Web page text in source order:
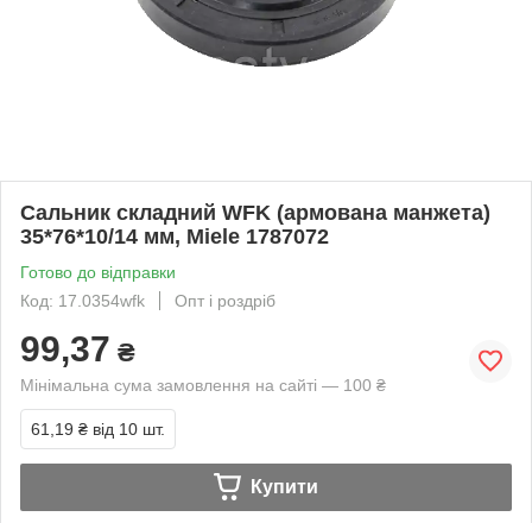
Сальник складний WFK (армована манжета)
35*76*10/14 мм, Miele 1787072
Готово до відправки
Код: 17.0354wfk
Опт і роздріб
99,37 ₴
Мінімальна сума замовлення на сайті — 100 ₴
61,19 ₴ від 10 шт.
Купити